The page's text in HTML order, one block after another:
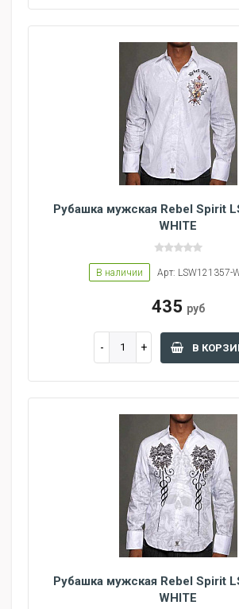
Рубашка мужская Rebel Spirit
WHITE
В наличии Арт: LSW121357-
435 руб
В
Рубашка мужская Rebel Spirit
WHITE